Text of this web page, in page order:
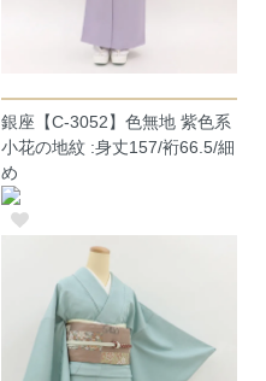
銀座【C-3052】色無地 紫色系
小花の地紋 :身丈157/裄66.5/細
め